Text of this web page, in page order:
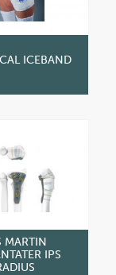
ICEBAND
MARTIN
IPS